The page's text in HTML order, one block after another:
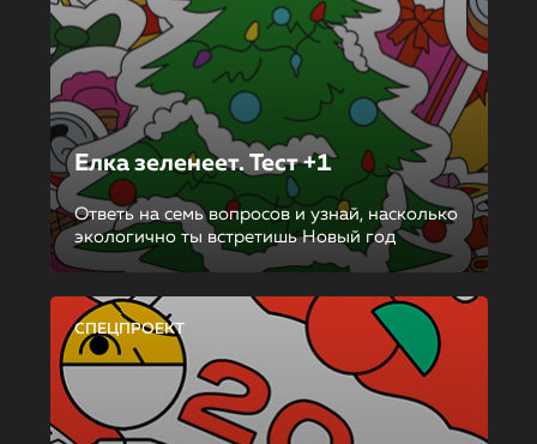
Елка зеленеет. Тест +1
Ответь на семь вопросов и узнай, насколько
экологично ты встретишь Новый год
СПЕЦПРОЕКТ